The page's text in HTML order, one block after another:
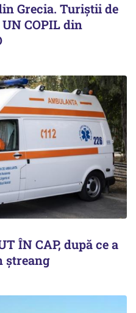
Grecia. Turiştii de
COPIL din
ÎN CAP, după ce a
ștreang